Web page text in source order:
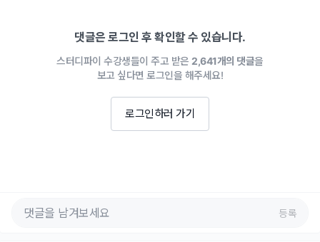
댓글은 로그인 후 확인할 수 있습니다.
스터디파이 수강생들이 주고 받은 2,641개의 댓글을
보고 싶다면 로그인을 해주세요!
로그인하러 가기
등록